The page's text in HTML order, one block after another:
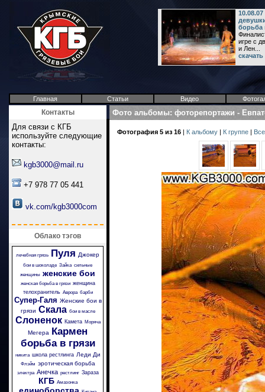
борьба
игре с
и Лен...
Главная Статьи Видео
Контакты
Для связи с КГБ
используйте следующие
контакты:
kgb3000@mail.ru
+7 978 77 05 441
vk.com/kgb3000com
Облако тэгов
лечебная грязь Пуля Джокер
бои в шоколаде Зайка сильные
женщины женские бои
женская борьба в грязи женщина
телохранитель Аврора барби
Супер-Галя Женские бои в
грязи Скала бои в масле
Слоненок Камета Моряча
Мегера Кармен
борьба в грязи
никита школа рестлинга Леди Ди
Флэйм эротическая борьба
электра Анечка рестлинг Зараза
КГБ Амазонка
Фото альбомы: фоторепортажи -
Фотография 5 из 16 | К альбому | К группе |